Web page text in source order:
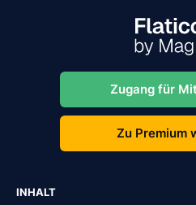
Zugang für
Zu Premium
INHALT